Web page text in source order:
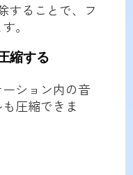
することで、フ
。
縮する
ション内の音
圧縮できま